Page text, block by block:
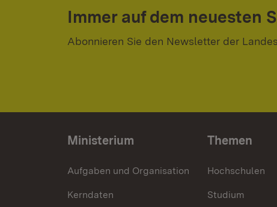
Immer auf dem neuesten
Abonnieren Sie den Newsletter der
Ministerium
Aufgaben und Organisation
Kerndaten
Themen
Hochschulen
Studium